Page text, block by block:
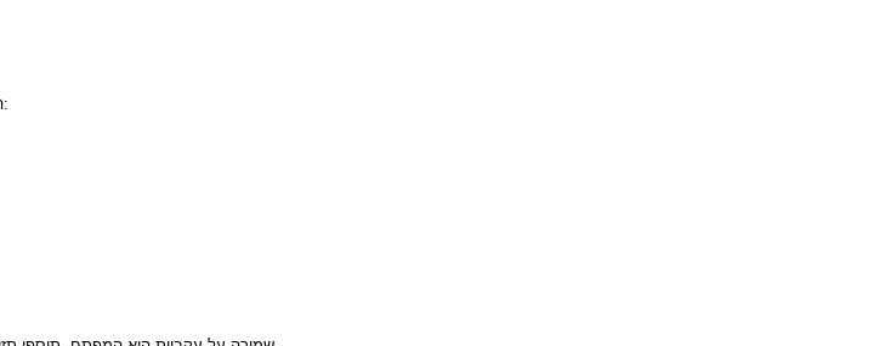
הוראות השימוש עשויות להשתנות בהתאם ליצרן, אך הצעות נפוצות כוללות בדרך כלל: